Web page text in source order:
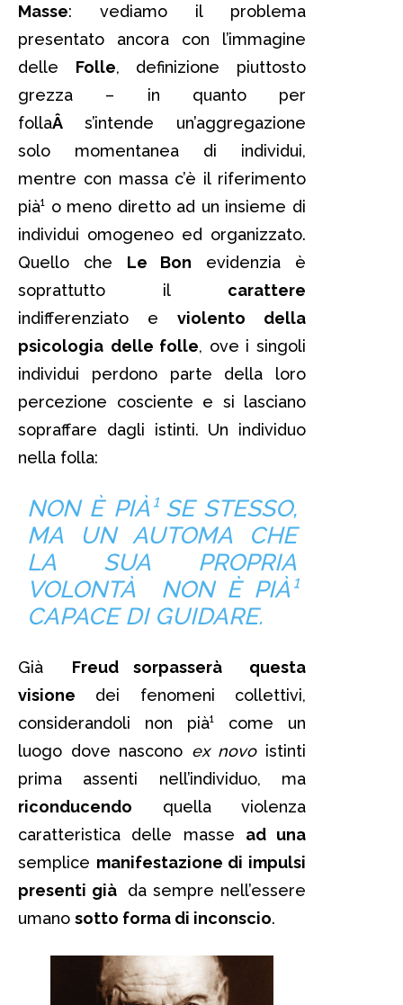
Masse: vediamo il problema
presentato ancora con l’immagine
delle Folle, definizione piuttosto
grezza – in quanto per
follaÂ s’intende un’aggregazione
solo momentanea di individui,
mentre con massa c’è il riferimento
pià¹ o meno diretto ad un insieme di
individui omogeneo ed organizzato.
Quello che Le Bon evidenzia è
soprattutto il carattere
indifferenziato e violento della
psicologia delle folle, ove i singoli
individui perdono parte della loro
percezione cosciente e si lasciano
sopraffare dagli istinti. Un individuo
nella folla:
NON È PIÀ¹ SE STESSO,
MA UN AUTOMA CHE
LA SUA PROPRIA
VOLONTÀ NON È PIÀ¹
CAPACE DI GUIDARE.
Già Freud
sorpasserà questa
visione dei fenomeni collettivi,
considerandoli non pià¹ come un
luogo dove nascono ex novoistinti
prima assenti nell’individuo, ma
riconducendo quella violenza
caratteristica delle masse ad una
semplice manifestazione di impulsi
presenti già
da sempre nell’essere
umano sotto forma di inconscio.